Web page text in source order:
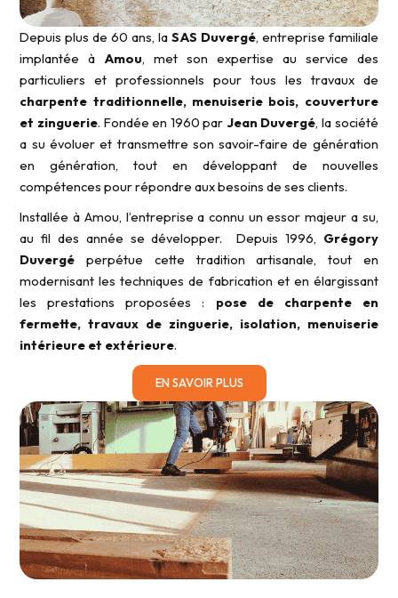
Depuis plus de 60 ans, la SAS Duvergé, entreprise familiale
implantée àAmou, met son expertise au service des
particuliers et professionnels pour tous les travaux de
charpente traditionnelle, menuiserie bois, couverture
et zinguerie. Fondée en 1960 par Jean Duvergé, la société
a su évoluer et transmettre son savoir-faire de génération
en génération, tout en développant de nouvelles
compétences pour répondre aux besoins de ses clients.
Installée à Amou, l’entreprise a connu un essor majeur a su,
au fil des année se développer. Depuis 1996, Grégory
Duvergé perpétue cette tradition artisanale, tout en
modernisant les techniques de fabrication et en élargissant
les prestations proposées : pose de charpente en
fermette, travaux de zinguerie, isolation, menuiserie
intérieure et extérieure.
EN SAVOIR PLUS